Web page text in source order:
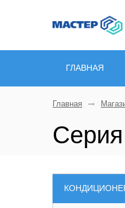
ГЛАВНАЯ
Главная
Серия